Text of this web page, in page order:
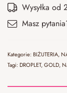
Wysyłka od
Masz
Kategorie:BIŻUTERIA,
Tagi:DROPLET,GOLD,